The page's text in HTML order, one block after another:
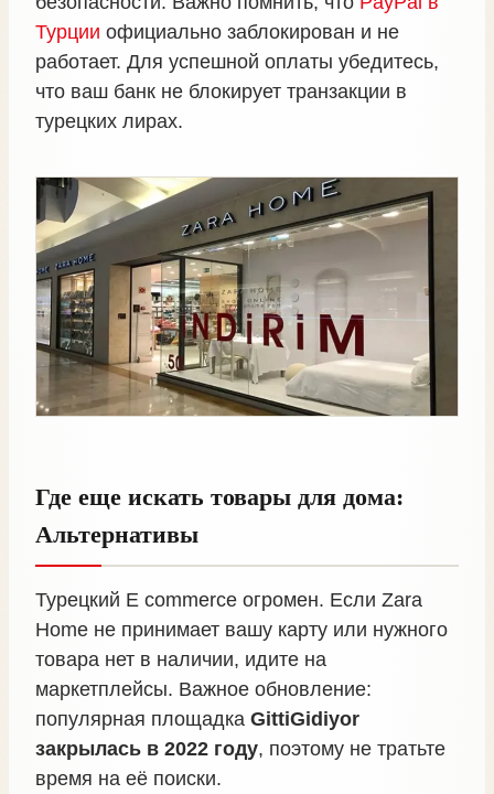
Турции официально заблокирован и не
работает. Для успешной оплаты убедитесь,
что ваш банк не блокирует транзакции в
турецких лирах.
Где еще искать товары для дома:
Альтернативы
Турецкий E commerce огромен. Если Zara
Home не принимает вашу карту или нужного
товара нет в наличии, идите на
маркетплейсы. Важное обновление:
популярная площадка GittiGidiyor
закрылась в 2022 году, поэтому не тратьте
время на её поиски.